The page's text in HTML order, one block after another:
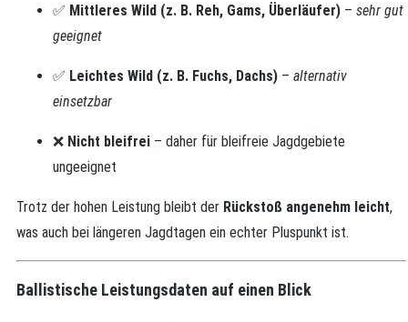
✅ Mittleres Wild (z. B. Reh, Gams, Überläufer) – sehr gut
geeignet
✅ Leichtes Wild (z. B. Fuchs, Dachs) – alternativ
einsetzbar
❌ Nicht bleifrei – daher für bleifreie Jagdgebiete
ungeeignet
Trotz der hohen Leistung bleibt der Rückstoß angenehm leicht,
was auch bei längeren Jagdtagen ein echter Pluspunkt ist.
Ballistische Leistungsdaten auf einen Blick